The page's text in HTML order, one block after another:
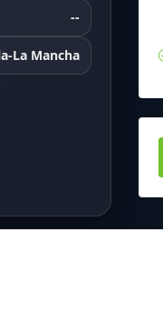
--
La Mancha